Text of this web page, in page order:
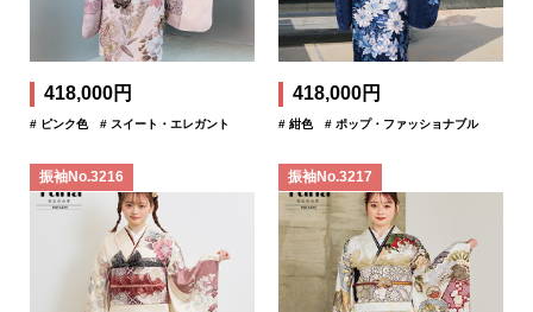
418,000円
# ピンク色 # スイート・エレガント
418,000円
# 紺色 # ポップ・ファッショナブル
振袖No.3216 振袖No.3217